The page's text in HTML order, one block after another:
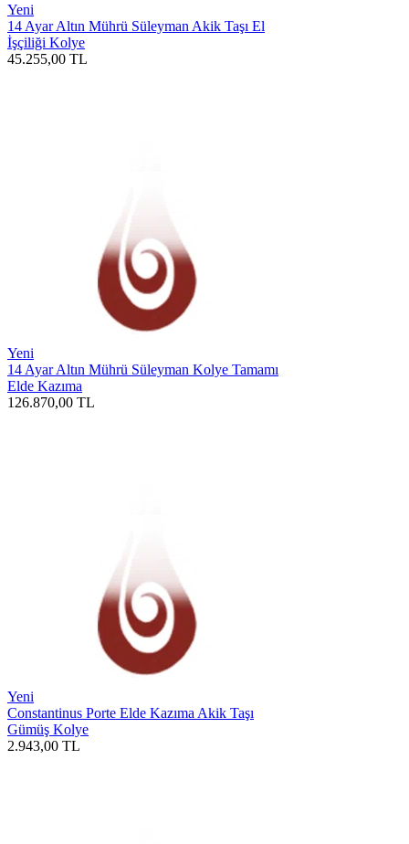
Yeni
14 Ayar Altın Mührü Süleyman Akik Taşı El
İşçiliği Kolye
45.255,00 TL
Yeni
14 Ayar Altın Mührü Süleyman Kolye Tamamı
Elde Kazıma
126.870,00 TL
Yeni
Constantinus Porte Elde Kazıma Akik Taşı
Gümüş Kolye
2.943,00 TL